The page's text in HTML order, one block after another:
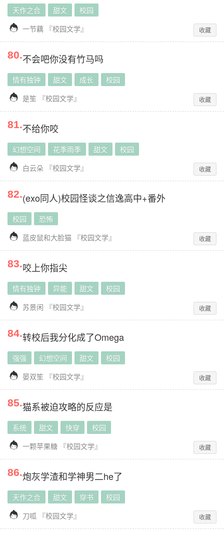
天作之合 甜文 校园
 一节藕 『校园文学』 收藏
80.不会吧你没有竹马吗
情有独钟 甜文 成长 校园
 是笙 『校园文学』 收藏
81.不给你咬
幻想空间 花季雨季 甜文 校园
 白云朵 『校园文学』 收藏
82.(exo同人)校园怪谈之信逸高中+番外
校园 恐怖
 蓝皮鼠和大脸猫 『校园文学』 收藏
83.咬上你指尖
情有独钟 异能 甜文 校园
 苏景闲 『校园文学』 收藏
84.转校后我分化成了Omega
强强 幻想空间 甜文 校园
 晏双笙 『校园文学』 收藏
85.猫系被迫攻略的反应是
系统 甜文 快穿 校园
 一颗苹果糖 『校园文学』 收藏
86.炮灰学渣和学神男二he了
天作之合 甜文 穿书 校园
 刀呱 『校园文学』 收藏